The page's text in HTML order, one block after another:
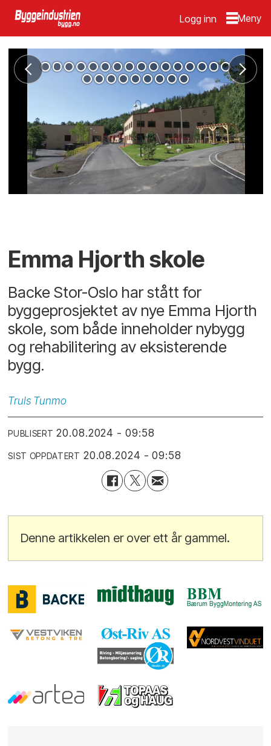
Logg inn
Emma Hjorth skole
Backe Stor-Oslo har stått for
byggeprosjektet av nye Emma Hjorth
skole, som både inneholder nybygg
og rehabilitering av eksisterende
bygg.
Truls Tunmo
PUBLISERT 20.08.2024 - 09:58
SIST OPPDATERT 20.08.2024 - 09:58
Denne artikkelen er over ett år gammel.